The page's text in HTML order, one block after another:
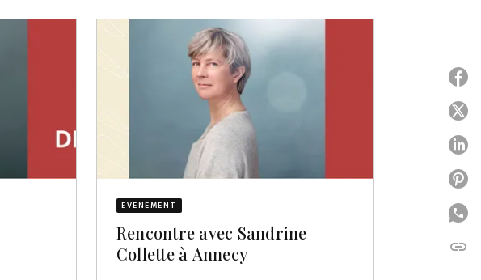
ÉVÈNEMENT
Rencontre avec Sandrine
Collette à Annecy
link